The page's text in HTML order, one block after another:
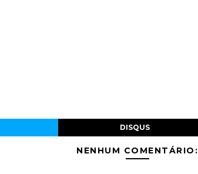
DISQUS
NENHUM COMENTÁRIO: